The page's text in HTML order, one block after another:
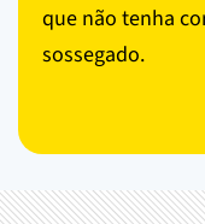
que não tenha
sossegado.